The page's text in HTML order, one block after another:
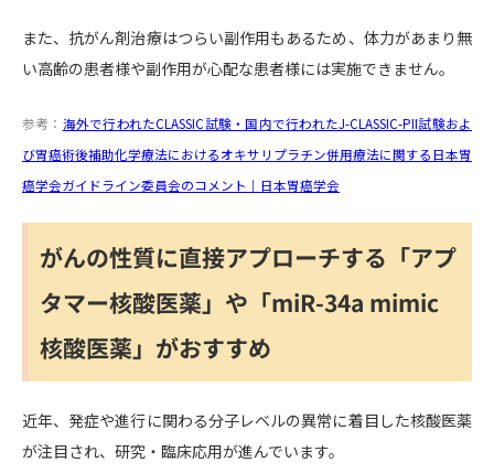
また、抗がん剤治療はつらい副作用もあるため、体力があまり無
い高齢の患者様や副作用が心配な患者様には実施できません。
参考： 海外で行われたCLASSIC試験・国内で行われたJ-CLASSIC-PII試験およ
び胃癌術後補助化学療法におけるオキサリプラチン併用療法に関する日本胃
癌学会ガイドライン委員会のコメント｜日本胃癌学会
がんの性質に直接アプローチする「アプ
タマー核酸医薬」や「miR-34a mimic
核酸医薬」がおすすめ
近年、発症や進行に関わる分子レベルの異常に着目した核酸医薬
が注目され、研究・臨床応用が進んでいます。